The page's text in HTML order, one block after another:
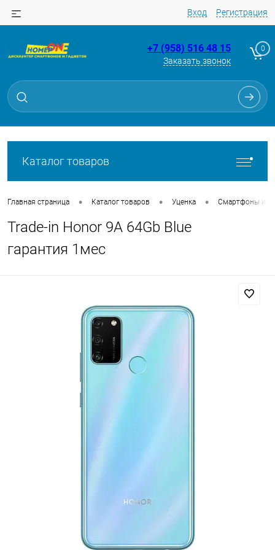
Вход Регистрация
+7 (958) 516 48 15
Заказать звонок
0
Каталог товаров
Главная страница • Каталог товаров • Уценка • Смартфоны из
Trade-in Honor 9A 64Gb Blue
гарантия 1мес
Для клиентов всех банков
Разбейте
без переплат
Сегодня
в корзину
Оплачивайте сегодня только
% картой любого банка
Получайте товар
Подробнее